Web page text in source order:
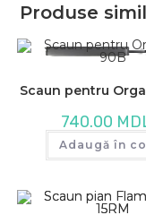
Produse
Scaun pentru
740.00
Adaugă în